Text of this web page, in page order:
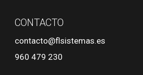
CONTACTO
contacto@flsistemas.es
960 479 230